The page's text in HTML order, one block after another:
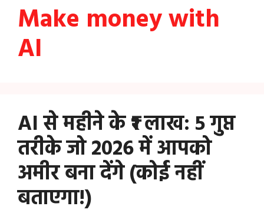
Make money with
AI
AI से महीने के ₹1 लाख: 5 गुप्त
तरीके जो 2026 में आपको
अमीर बना देंगे (कोई नहीं
बताएगा!)